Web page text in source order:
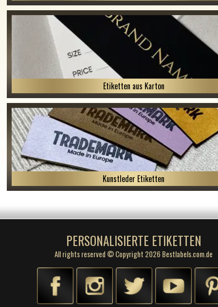
Etiketten aus Karton
Kunstleder Etiketten
PERSONALISIERTE ETIKETTEN
All rights reserved © Copyright 2026 Bestlabels.com.de